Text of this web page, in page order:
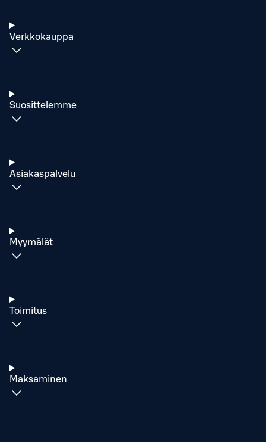
Verkkokauppa
Suosittelemme
Asiakaspalvelu
Myymälät
Toimitus
Maksaminen